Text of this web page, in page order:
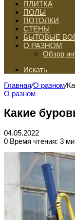
ПЛИТКА
ПОЛЫ
ПОТОЛКИ
СТЕНЫ
БЫТОВЫЕ
О РАЗНОМ
Обзор
Искать
Главная/О разном/
О разном
Какие
04.05.2022
0 Время чтения: 3